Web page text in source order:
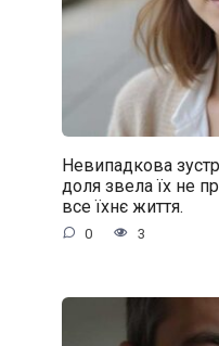
Невипадкова
доля звела їх не
все їхнє життя.
0 3